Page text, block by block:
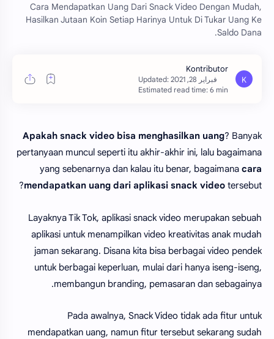
Cara Mendapatkan Uang Dari Snack Video Dengan Mudah,
Hasilkan Jutaan Koin Setiap Harinya Untuk Di Tukar Uang Ke
Saldo Dana.
Estimated read time: 6 min
Apakah snack video bisa menghasilkan uang? Banyak
pertanyaan muncul seperti itu akhir-akhir ini, lalu bagaimana
yang sebenarnya dan kalau itu benar, bagaimana cara
mendapatkan uang dari aplikasi snack video tersebut?
Layaknya Tik Tok, aplikasi snack video merupakan sebuah
aplikasi untuk menampilkan video kreativitas anak mudah
jaman sekarang. Disana kita bisa berbagai video pendek
untuk berbagai keperluan, mulai dari hanya iseng-iseng,
membangun branding, pemasaran dan sebagainya.
Pada awalnya, Snack Video tidak ada fitur untuk
mendapatkan uang, namun fitur tersebut sekarang sudah